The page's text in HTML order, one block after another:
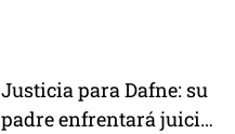
Justicia para Dafne: su
padre enfrentará juicio